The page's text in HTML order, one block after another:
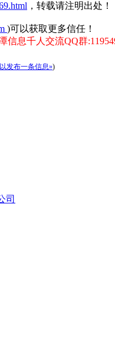
，转载请注明出处！
)可以获取更多信任！
信息千人交流QQ群
发布一条信息»)
司